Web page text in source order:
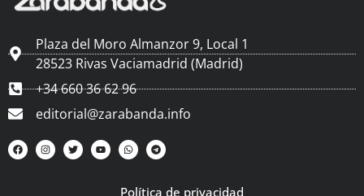
Plaza del Moro Almanzor 9, Local 1
28523 Rivas Vaciamadrid (Madrid)
+34 660 36 62 96
editorial@zarabanda.info
Política de privacidad